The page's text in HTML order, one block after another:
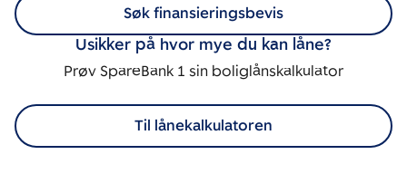
Søk finansieringsbevis
Usikker på hvor mye du kan låne?
Prøv SpareBank 1 sin boliglånskalkulator
Til lånekalkulatoren